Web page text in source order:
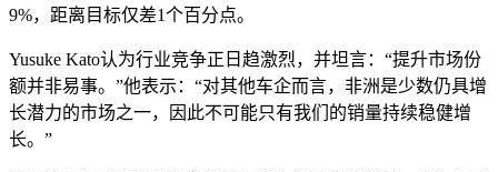
9%，距离目标仅差1个百分点。
Yusuke Kato认为行业竞争正日趋激烈，并坦言：“提升市场份
额并非易事。”他表示：“对其他车企而言，非洲是少数仍具增
长潜力的市场之一，因此不可能只有我们的销量持续稳健增
长。”